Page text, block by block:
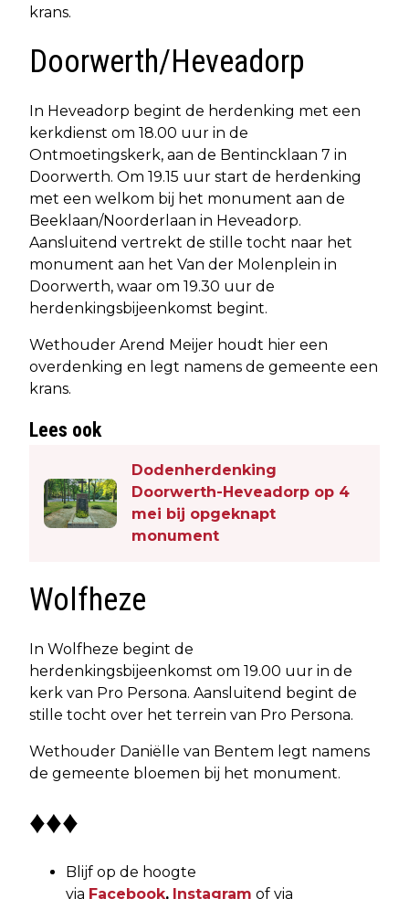
krans.
Doorwerth/Heveadorp
In Heveadorp begint de herdenking met een
kerkdienst om 18.00 uur in de
Ontmoetingskerk, aan de Bentincklaan 7 in
Doorwerth. Om 19.15 uur start de herdenking
met een welkom bij het monument aan de
Beeklaan/Noorderlaan in Heveadorp.
Aansluitend vertrekt de stille tocht naar het
monument aan het Van der Molenplein in
Doorwerth, waar om 19.30 uur de
herdenkingsbijeenkomst begint.
Wethouder Arend Meijer houdt hier een
overdenking en legt namens de gemeente een
krans.
Lees ook
Dodenherdenking
Doorwerth-Heveadorp op 4
mei bij opgeknapt
monument
Wolfheze
In Wolfheze begint de
herdenkingsbijeenkomst om 19.00 uur in de
kerk van Pro Persona. Aansluitend begint de
stille tocht over het terrein van Pro Persona.
Wethouder Daniëlle van Bentem legt namens
de gemeente bloemen bij het monument.
♦♦♦
Blijf op de hoogte
via Facebook, Instagram of via